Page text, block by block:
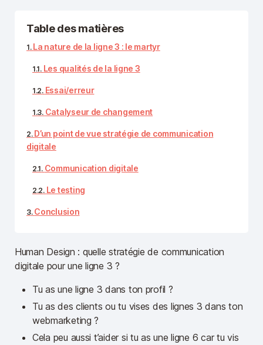
Table des matières
La nature de la ligne 3 : le martyr
Les qualités de la ligne 3
Essai/erreur
Catalyseur de changement
D’un point de vue stratégie de communication
digitale
Communication digitale
Le testing
Conclusion
Human Design : quelle stratégie de communication
digitale pour une ligne 3 ?
Tu as une ligne 3 dans ton profil ?
Tu as des clients ou tu vises des lignes 3 dans ton
webmarketing ?
Cela peu aussi t’aider si tu as une ligne 6 car tu vis